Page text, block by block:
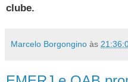
clube.
Marcelo Borgongino às